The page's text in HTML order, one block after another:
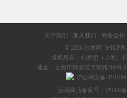
关于我们 · 加入我们 · 商务合作
© 2026 沙发网
沪ICP备
版权所有：心梦想（上海）
地址：上海市静安区万荣路700号
沪公网安备
应用商店备案号：沪IAS备